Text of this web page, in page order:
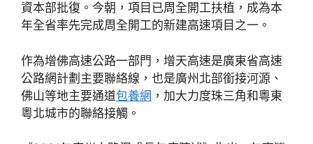
資本部批復。今朝，項目已周全開工扶植，成為本
年全省率先完成周全開工的新建高速項目之一。
作為增佛高速公路一部門，增天高速是廣東省高速
公路網計劃主要聯絡線，也是廣州北部銜接河源、
佛山等地主要通道包養網 ，加大力度珠三角和粵東
粵北城市的聯絡接觸。